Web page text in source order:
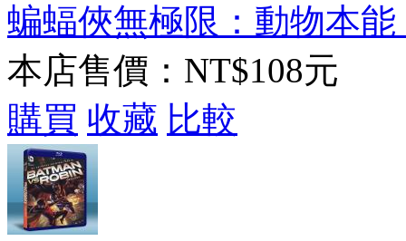
蝙蝠俠無極限：動物本能
本店售價： NT$108元
購買 收藏 比較